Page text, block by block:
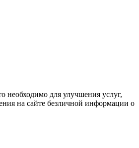
необходимо для улучшения услуг,
на сайте безличной информации о